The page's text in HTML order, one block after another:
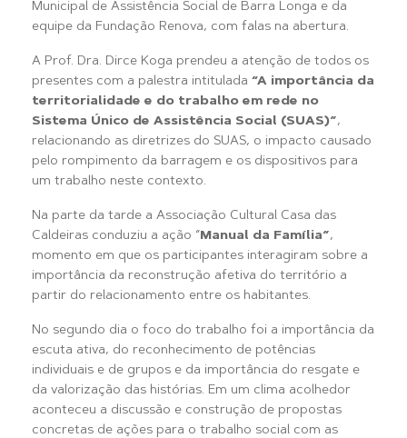
Municipal de Assistência Social de Barra Longa e da
equipe da Fundação Renova, com falas na abertura.
A Prof. Dra. Dirce Koga prendeu a atenção de todos os
presentes com a palestra intitulada “A importância da
territorialidade e do trabalho em rede no
Sistema Único de Assistência Social (SUAS)”,
relacionando as diretrizes do SUAS, o impacto causado
pelo rompimento da barragem e os dispositivos para
um trabalho neste contexto.
Na parte da tarde a Associação Cultural Casa das
Caldeiras conduziu a ação “Manual da Família”,
momento em que os participantes interagiram sobre a
importância da reconstrução afetiva do território a
partir do relacionamento entre os habitantes.
No segundo dia o foco do trabalho foi a importância da
escuta ativa, do reconhecimento de potências
individuais e de grupos e da importância do resgate e
da valorização das histórias. Em um clima acolhedor
aconteceu a discussão e construção de propostas
concretas de ações para o trabalho social com as